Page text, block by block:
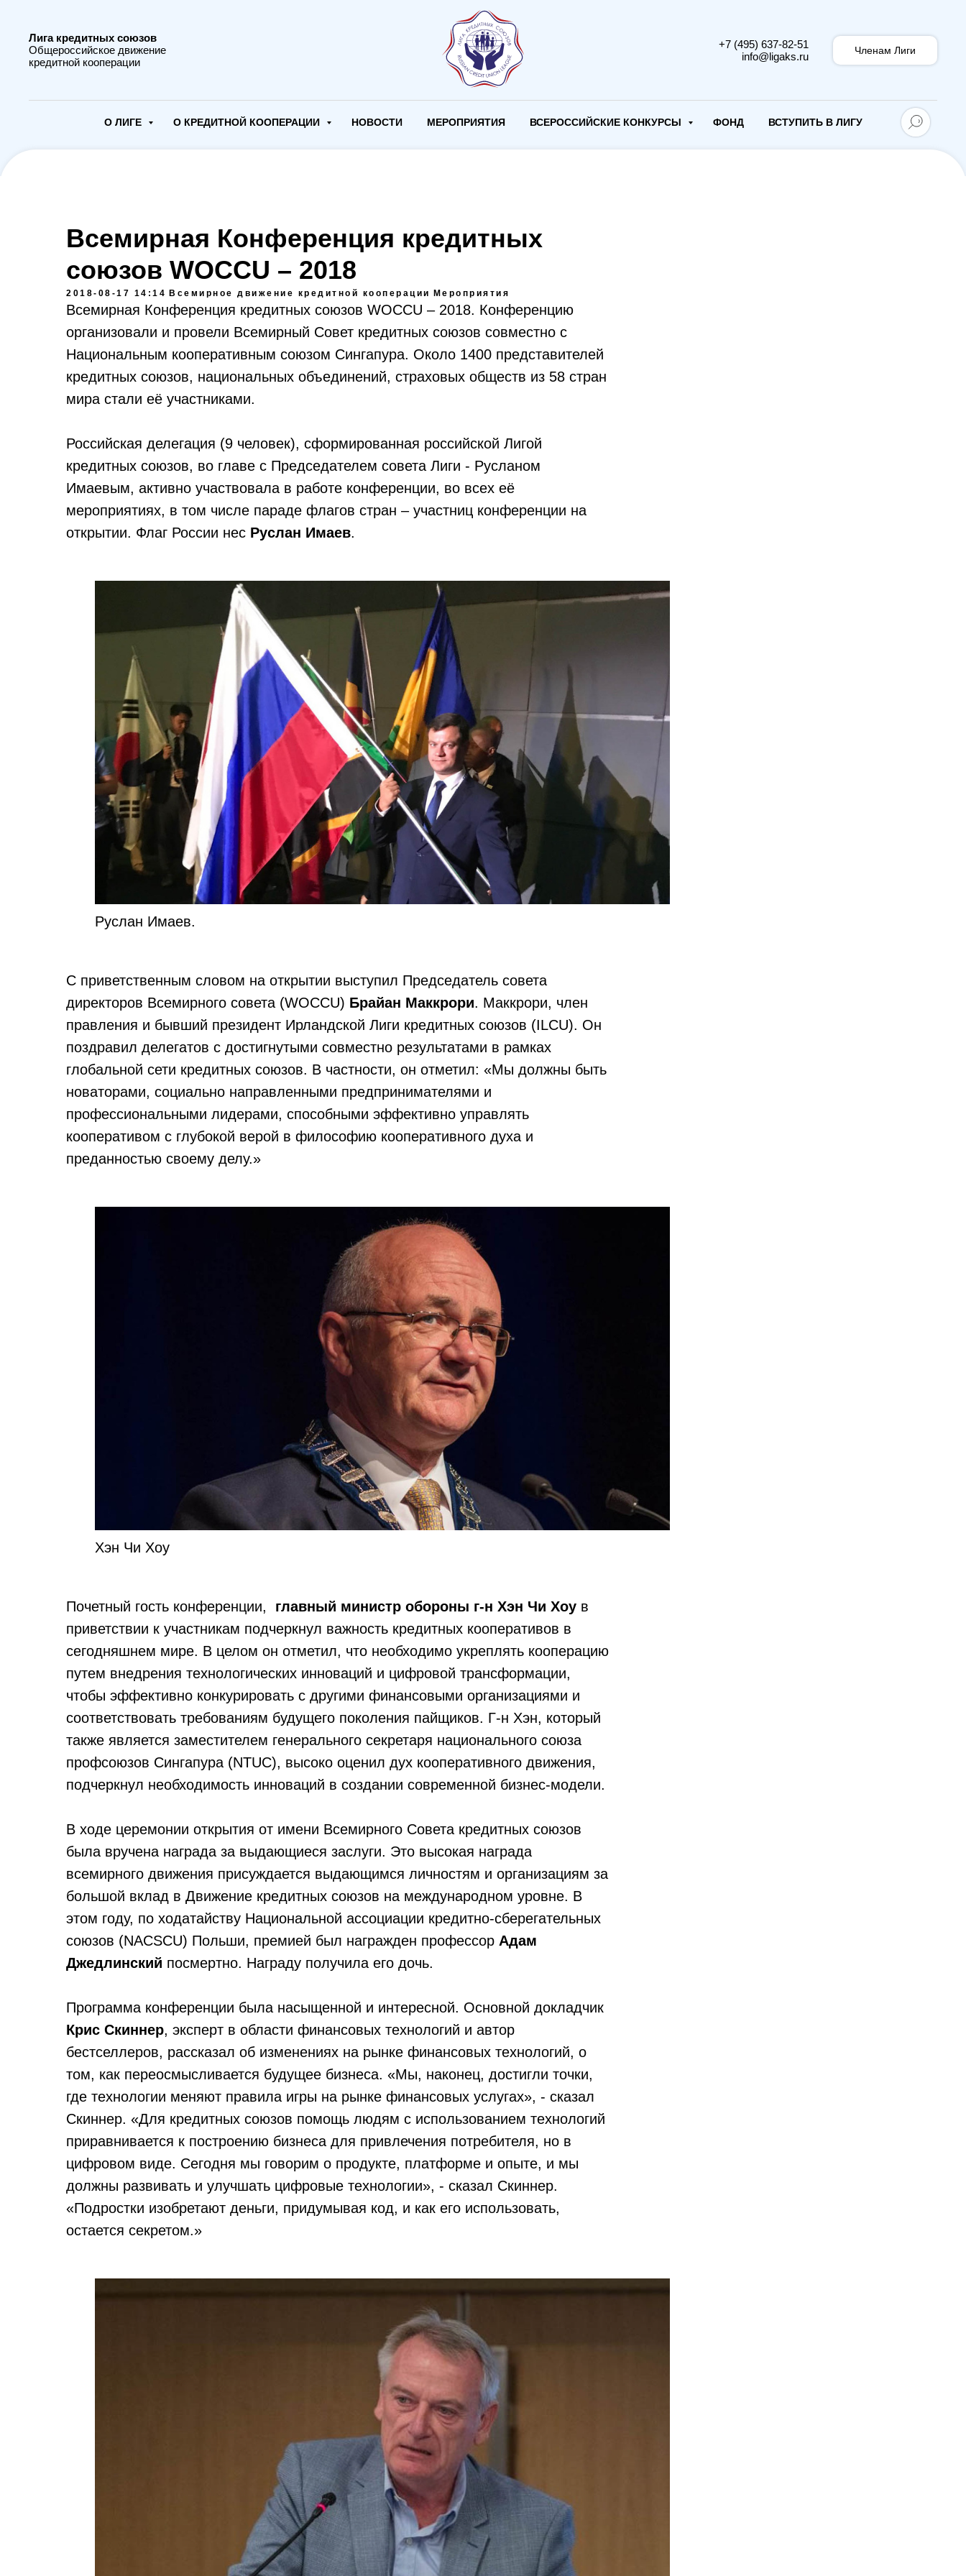
Лига кредитных союзов
Общероссийское движение
кредитной кооперации
+7 (495) 637-82-51
info@ligaks.ru
Членам Лиги
О ЛИГЕ О КРЕДИТНОЙ КООПЕРАЦИИ НОВОСТИ МЕРОПРИЯТИЯ ВСЕРОССИЙСКИЕ КОНКУРСЫ ФОНД ВСТУПИТЬ В ЛИГУ
Всемирная Конференция кредитных
союзов WOCCU – 2018
2018-08-17 14:14 Всемирное движение кредитной кооперации Мероприятия
Всемирная Конференция кредитных союзов WOCCU – 2018. Конференцию
организовали и провели Всемирный Совет кредитных союзов совместно с
Национальным кооперативным союзом Сингапура. Около 1400 представителей
кредитных союзов, национальных объединений, страховых обществ из 58 стран
мира стали её участниками.
Российская делегация (9 человек), сформированная российской Лигой
кредитных союзов, во главе с Председателем совета Лиги - Русланом
Имаевым, активно участвовала в работе конференции, во всех её
мероприятиях, в том числе параде флагов стран – участниц конференции на
открытии. Флаг России нес Руслан Имаев.
Руслан Имаев.
С приветственным словом на открытии выступил Председатель совета
директоров Всемирного совета (WOCCU) Брайан Маккрори. Маккрори, член
правления и бывший президент Ирландской Лиги кредитных союзов (ILCU). Он
поздравил делегатов с достигнутыми совместно результатами в рамках
глобальной сети кредитных союзов. В частности, он отметил: «Мы должны быть
новаторами, социально направленными предпринимателями и
профессиональными лидерами, способными эффективно управлять
кооперативом с глубокой верой в философию кооперативного духа и
преданностью своему делу.»
Хэн Чи Хоу
Почетный гость конференции, главный министр обороны г-н Хэн Чи Хоу в
приветствии к участникам подчеркнул важность кредитных кооперативов в
сегодняшнем мире. В целом он отметил, что необходимо укреплять кооперацию
путем внедрения технологических инноваций и цифровой трансформации,
чтобы эффективно конкурировать с другими финансовыми организациями и
соответствовать требованиям будущего поколения пайщиков. Г-н Хэн, который
также является заместителем генерального секретаря национального союза
профсоюзов Сингапура (NTUC), высоко оценил дух кооперативного движения,
подчеркнул необходимость инноваций в создании современной бизнес-модели.
В ходе церемонии открытия от имени Всемирного Совета кредитных союзов
была вручена награда за выдающиеся заслуги. Это высокая награда
всемирного движения присуждается выдающимся личностям и организациям за
большой вклад в Движение кредитных союзов на международном уровне. В
этом году, по ходатайству Национальной ассоциации кредитно-сберегательных
союзов (NACSCU) Польши, премией был награжден профессор Адам
Джедлинский посмертно. Награду получила его дочь.
Программа конференции была насыщенной и интересной. Основной докладчик
Крис Скиннер, эксперт в области финансовых технологий и автор
бестселлеров, рассказал об изменениях на рынке финансовых технологий, о
том, как переосмысливается будущее бизнеса. «Мы, наконец, достигли точки,
где технологии меняют правила игры на рынке финансовых услугах», - сказал
Скиннер. «Для кредитных союзов помощь людям с использованием технологий
приравнивается к построению бизнеса для привлечения потребителя, но в
цифровом виде. Сегодня мы говорим о продукте, платформе и опыте, и мы
должны развивать и улучшать цифровые технологии», - сказал Скиннер.
«Подростки изобретают деньги, придумывая код, и как его использовать,
остается секретом.»